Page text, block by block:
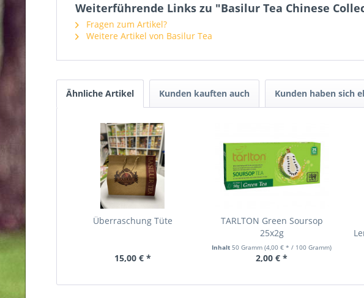
Weiterführende Links zu "Basilur Tea Chinese
Fragen zum Artikel?
Weitere Artikel von Basilur Tea
Ähnliche Artikel Kunden kauften auch Kunden haben sich
Überraschung Tüte
15,00 € *
TARLTON Green Soursop
25x2g
Inhalt50 Gramm(4,00 € * / 100 Gramm)
2,00 € *